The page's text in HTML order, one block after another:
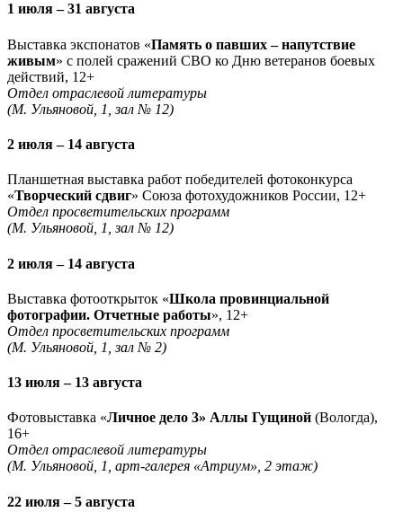
1 июля – 31 августа
Выставка экспонатов «Память о павших – напутствие
живым» с полей сражений СВО ко Дню ветеранов боевых
действий, 12+
Отдел отраслевой литературы
(М. Ульяновой, 1, зал № 12)
2 июля – 14 августа
Планшетная выставка работ победителей фотоконкурса
«Творческий сдвиг» Союза фотохудожников России, 12+
Отдел просветительских программ
(М. Ульяновой, 1, зал № 12)
2 июля – 14 августа
Выставка фотооткрыток «Школа провинциальной
фотографии. Отчетные работы», 12+
Отдел просветительских программ
(М. Ульяновой, 1, зал № 2)
13 июля – 13 августа
Фотовыставка «Личное дело 3» Аллы Гущиной (Вологда),
16+
Отдел отраслевой литературы
(М. Ульяновой, 1, арт-галерея «Атриум», 2 этаж)
22 июля – 5 августа